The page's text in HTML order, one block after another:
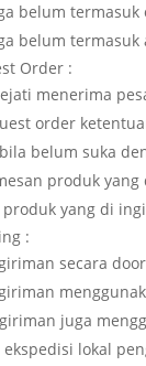
belum termasuk
belum
Order :
menerima
order
belum suka
produk
yang di
:
secara
juga
ekspedisi lokal